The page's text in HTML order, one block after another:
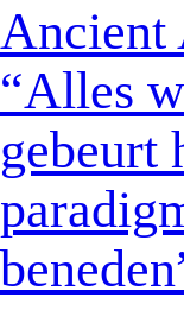
Ancient
“Alles
gebeurt